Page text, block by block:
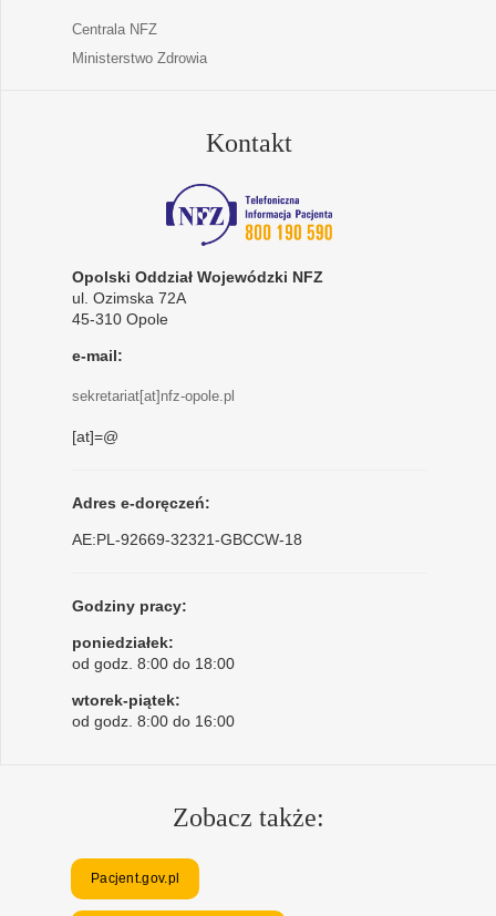
Centrala NFZ
Ministerstwo Zdrowia
Kontakt
Opolski Oddział Wojewódzki NFZ
ul. Ozimska 72A
45-310 Opole
e-mail:
sekretariat[at]nfz-opole.pl
[at]=@
Adres e-doręczeń:
AE:PL-92669-32321-GBCCW-18
Godziny pracy:
poniedziałek:
od godz. 8:00 do 18:00
wtorek-piątek:
od godz. 8:00 do 16:00
Zobacz także:
Pacjent.gov.pl